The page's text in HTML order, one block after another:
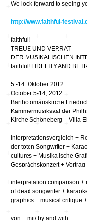
We look forward to seeing
http://www.faithful-
faithful!
TREUE UND VERRAT
DER MUSIKALISCHEN
faithful! FIDELITY AND
5.-14. Oktober 2012
October 5-14, 2012
Bartholomäuskirche
Kammermusiksaal der
Kirche Schöneberg – Villa
Interpretationsvergleich +
der toten Songwriter +
cultures + Musikalische
Gesprächskonzert + Vortrag
interpretation comparison +
of dead songwriter +
graphics + musical critique
von + mit/ by and with: